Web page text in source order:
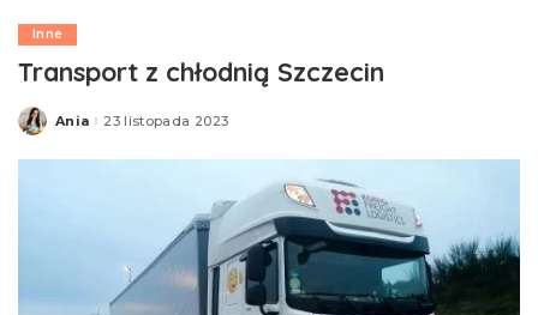
Inne
Transport z chłodnią Szczecin
Posted
Ania 23 listopada 2023